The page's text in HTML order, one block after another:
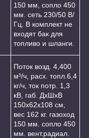
150 мм, сопло 450
мм. сеть 230/50 В/
Гц. В комплект не
входят бак для
топливо и шланги.
Поток возд. 4,400
м³/ч, расх. топл.6,4
кг/ч, ток потр. 1,3
кВ, габ. ДхШхВ
150x62х108 см,
вес 162 кг. газоход
150 мм. сопло 450
мм. вент.радиал.